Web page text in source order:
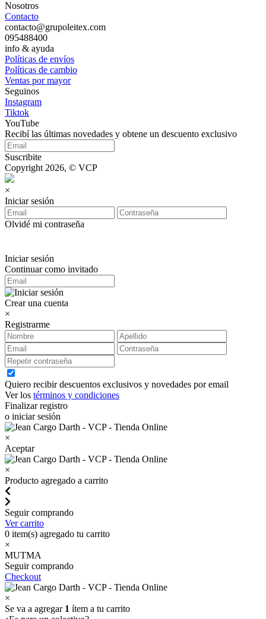
Nosotros
Contacto
contacto@grupoleitex.com
095488400
info & ayuda
Políticas de envíos
Políticas de cambio
Ventas por mayor
Seguinos
Instagram
Tiktok
YouTube
Recibí las últimas novedades y obtene un descuento exclusivo
Suscribite
Copyright 2026, © VCP
×
Iniciar sesión
Olvidé mi contraseña
Iniciar sesión
Continuar como invitado
Crear una cuenta
×
Registrarme
Quiero recibir descuentos exclusivos y novedades por email
Ver los términos y condiciones
Finalizar registro
o iniciar sesión
×
Aceptar
×
Producto agregado a carrito
Seguir comprando
Ver carrito
0 item(s) agregado tu carrito
×
MUTMA
Seguir comprando
Checkout
×
Se va a agregar 1 ítem a tu carrito